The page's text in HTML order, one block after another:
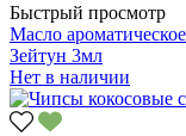
Быстрый просмотр
Масло
Зейтун 3мл
Нет в наличии